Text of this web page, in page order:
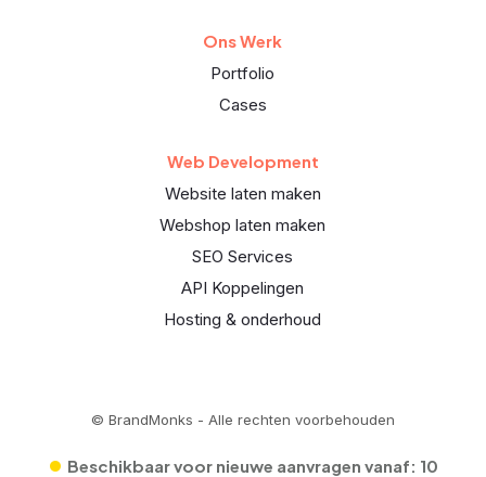
Ons Werk
Portfolio
Cases
Web Development
Website laten maken
Webshop laten maken
SEO Services
API Koppelingen
Hosting & onderhoud
© BrandMonks - Alle rechten voorbehouden
• Beschikbaar voor nieuwe aanvragen vanaf: 10